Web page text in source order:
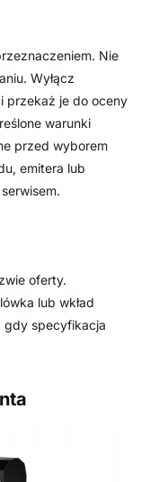
Nie
Wyłącz
przekaż je do oceny
warunki
przed wyborem
emitera lub
oferty.
lub wkład
gdy specyfikacja